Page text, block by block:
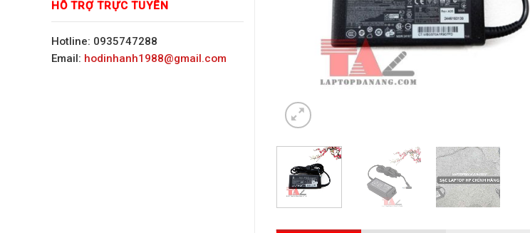
HỖ TRỢ TRỰC TUYẾN
Hotline: 0935747288
Email: hodinhanh1988@gmail.com